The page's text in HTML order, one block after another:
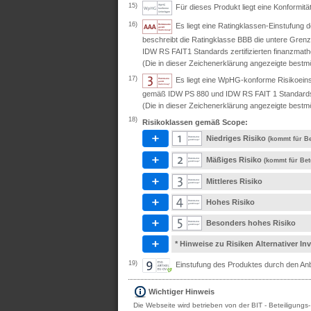
15) Für dieses Produkt liegt eine
16)
Es liegt eine Ratingklassen-Einstufung
beschreibt die Ratingklasse BBB die untere
IDW RS FAIT1 Standards zertifizierten
(Die in dieser Zeichenerklärung angezeigte
17)
Es liegt eine WpHG-konforme
gemäß IDW PS 880 und IDW RS FAIT 1
(Die in dieser Zeichenerklärung angezeigte
18)
Risikoklassen gemäß Scope:
Niedriges Risiko (kommt für
Mäßiges Risiko (kommt für
Mittleres Risiko
Hohes Risiko
Besonders hohes Risiko
* Hinweise zu Risiken Alternativer
19) Einstufung des Produktes durch den
Wichtiger Hinweis
Die Webseite wird betrieben von der BIT -